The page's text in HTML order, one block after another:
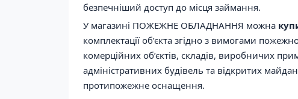
безпечніший доступ до місця займання.
У магазині ПОЖЕЖНЕ ОБЛАДНАННЯ можна
комплектації об’єкта згідно з вимогами
комерційних об’єктів, складів, виробничих
адміністративних будівель та відкритих
протипожежне оснащення.